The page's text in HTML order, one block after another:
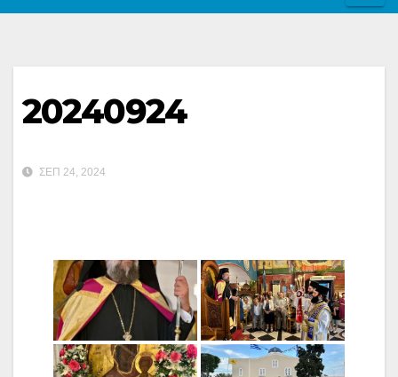
20240924
ΣΕΠ 24, 2024